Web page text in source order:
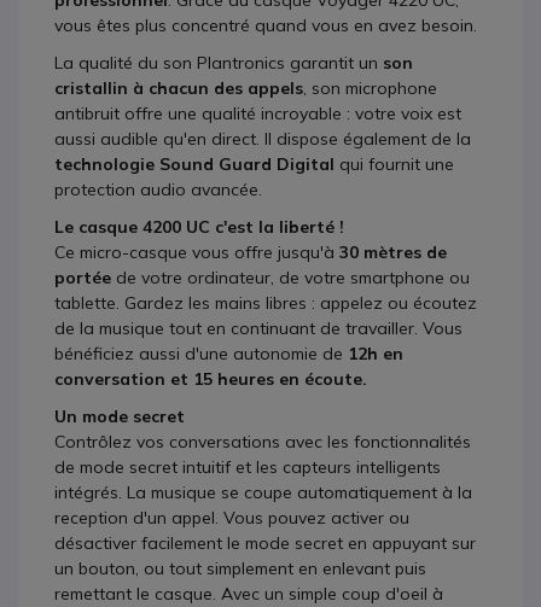
vous êtes plus concentré quand vous en avez besoin.
La qualité du son Plantronics garantit un son
cristallin à chacun des appels, son microphone
antibruit offre une qualité incroyable : votre voix est
aussi audible qu'en direct. Il dispose également de la
technologie Sound Guard Digital qui fournit une
protection audio avancée.
Le casque 4200 UC c'est la liberté !
Ce micro-casque vous offre jusqu'à 30 mètres de
portée de votre ordinateur, de votre smartphone ou
tablette. Gardez les mains libres : appelez ou écoutez
de la musique tout en continuant de travailler. Vous
bénéficiez aussi d'une autonomie de 12h en
conversation et 15 heures en écoute.
Un mode secret
Contrôlez vos conversations avec les fonctionnalités
de mode secret intuitif et les capteurs intelligents
intégrés. La musique se coupe automatiquement à la
reception d'un appel. Vous pouvez activer ou
désactiver facilement le mode secret en appuyant sur
un bouton, ou tout simplement en enlevant puis
remettant le casque. Avec un simple coup d'oeil à